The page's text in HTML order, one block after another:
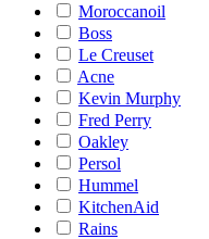
Moroccanoil
Boss
Le Creuset
Acne
Kevin Murphy
Fred Perry
Oakley
Persol
Hummel
KitchenAid
Rains